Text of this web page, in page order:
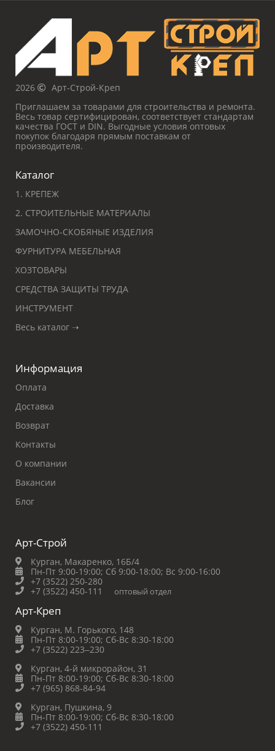
2026
Арт-Строй-Креп
Приглашаем за товарами для строительства и ремонта.
Весь товар сертифицирован, соответствует стандартам
качества ГОСТ и DIN. Выгодные условия оптовых
покупок благодаря прямым поставкам от
производителя.
Каталог
1. КРЕПЕЖ
2. СТРОИТЕЛЬНЫЕ МАТЕРИАЛЫ
ЗАМОЧНО-СКОБЯНЫЕ ИЗДЕЛИЯ
ФУРНИТУРА МЕБЕЛЬНАЯ
ХОЗТОВАРЫ
СРЕДСТВА ЗАЩИТЫ ТРУДА
ИНСТРУМЕНТ
Весь каталог ➝
Информация
Оплата
Доставка
Возврат
Контакты
О компании
Вакансии
Блог
Арт-Строй
Курган, Макаренко, 16Б/4
Пн-Пт 9:00-19:00; Сб 9:00-18:00; Вс 9:00-16:00
+7 (3522) 250-280
+7 (3522) 450-111
оптовый отдел
Арт-Креп
Курган, М. Горького, 148
Пн-Пт 8:00-19:00; Сб-Вс 8:30-18:00
+7 (3522) 223‒230
Курган, 4-й микрорайон, 31
Пн-Пт 8:00-19:00; Сб-Вс 8:30-18:00
+7 (965) 868-84-94
Курган, Пушкина, 9
Пн-Пт 8:00-19:00; Сб-Вс 8:30-18:00
+7 (3522) 450-111